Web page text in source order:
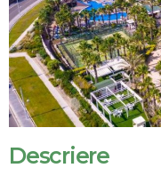
Descriere